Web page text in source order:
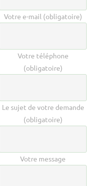
Votre e-mail (obligatoire)
Votre téléphone
(obligatoire)
Le sujet de votre demande
(obligatoire)
Votre message